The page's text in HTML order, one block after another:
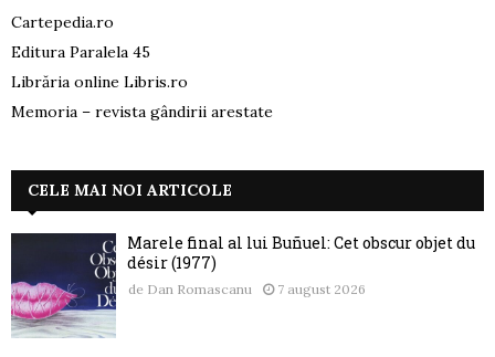
Cartepedia.ro
Editura Paralela 45
Librăria online Libris.ro
Memoria – revista gândirii arestate
CELE MAI NOI ARTICOLE
Marele final al lui Buñuel: Cet obscur objet du
désir (1977)
de Dan Romascanu 7 august 2026